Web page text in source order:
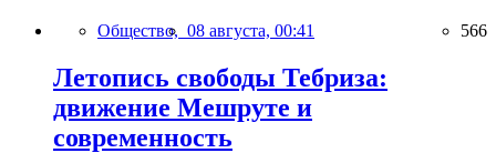
Общество, 08 августа, 00:41 566
Летопись свободы Тебриза:
движение Мешруте и
современность